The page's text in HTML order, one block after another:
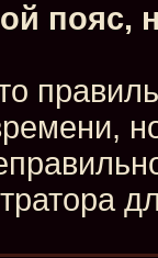
пояс,